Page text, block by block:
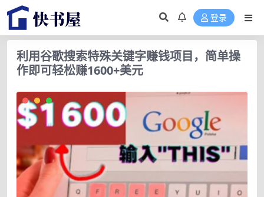
登录
利用谷歌搜索特殊关键字赚钱项目，简单操
作即可轻松赚1600+美元